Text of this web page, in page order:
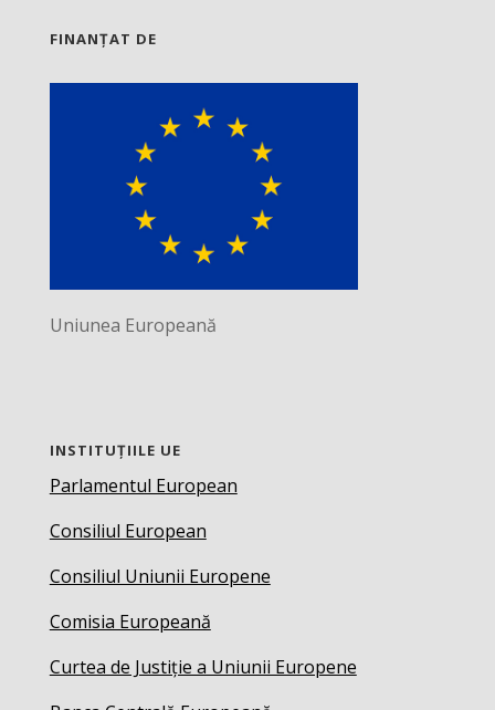
FINANȚAT DE
Uniunea Europeană
INSTITUȚIILE UE
Parlamentul European
Consiliul European
Consiliul Uniunii Europene
Comisia Europeană
Curtea de Justiție a Uniunii Europene